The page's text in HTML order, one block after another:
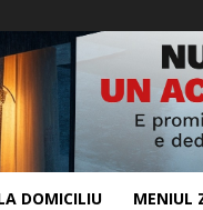
DOMICILIU MENIUL